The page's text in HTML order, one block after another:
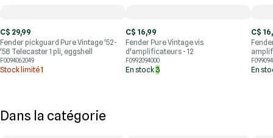
C$ 29,99
Fender pickguard Pure Vintage '52-
'58 Telecaster 1 pli, eggshell
F0094062049
Stock limité1
C$ 16,99
Fender Pure Vintage vis
d'amplificateurs - 12
F0992094000
En stock 3
C$
En
Dans la catégorie